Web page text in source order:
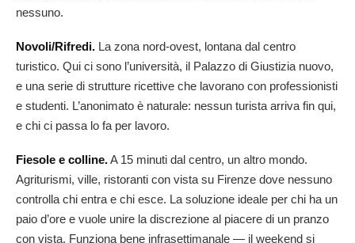
nessuno.
Novoli/Rifredi. La zona nord-ovest, lontana dal centro
turistico. Qui ci sono l’università, il Palazzo di Giustizia nuovo,
e una serie di strutture ricettive che lavorano con professionisti
e studenti. L’anonimato è naturale: nessun turista arriva fin qui,
e chi ci passa lo fa per lavoro.
Fiesole e colline.A 15 minuti dal centro, un altro mondo.
Agriturismi, ville, ristoranti con vista su Firenze dove nessuno
controlla chi entra e chi esce. La soluzione ideale per chi ha un
paio d’ore e vuole unire la discrezione al piacere di un pranzo
con vista. Funziona bene infrasettimanale — il weekend si